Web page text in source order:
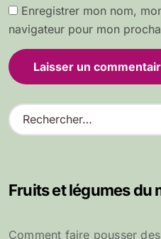
Enregistrer mon nom,
navigateur pour mon
R
e
r
e
Fruits et légumes du
Comment faire pousser